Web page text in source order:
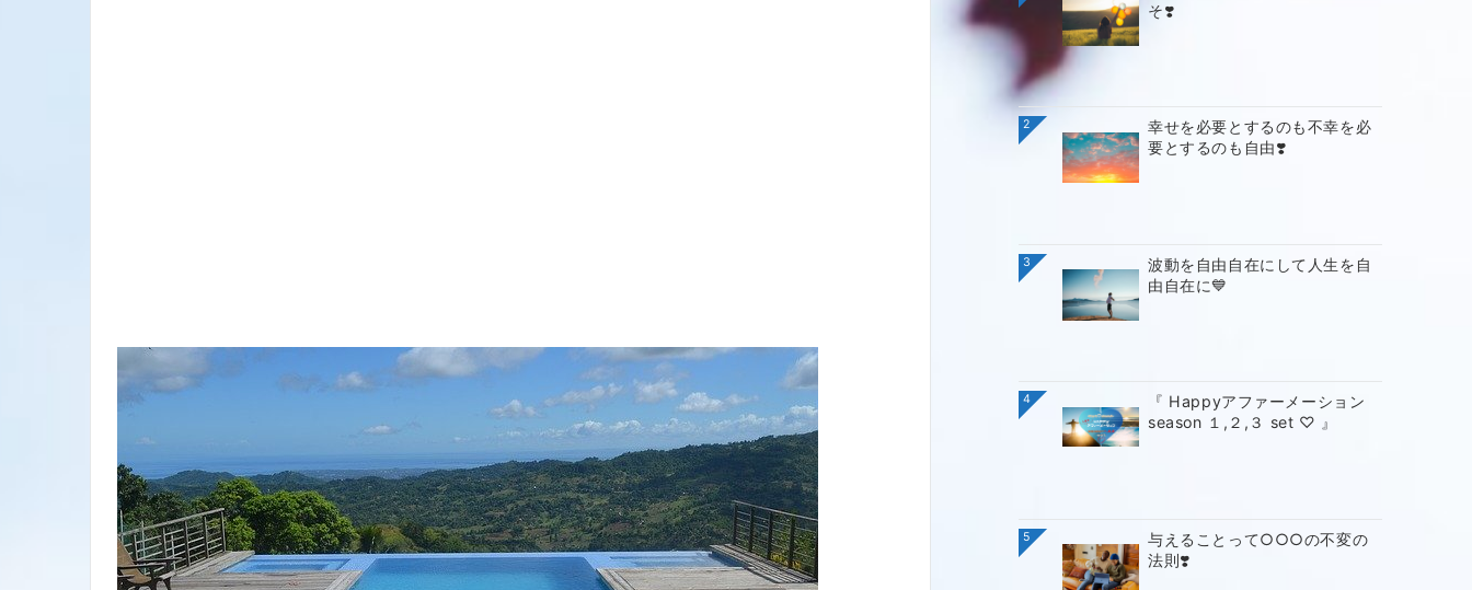
そ❣️
2
幸せを必要とするのも不幸を必
要とするのも自由❣️
3
波動を自由自在にして人生を自
由自在に💙
4
『 Happyアファーメーション
season １,２,３ set ♡ 』
5
与えることって○○○の不変の
法則❣️